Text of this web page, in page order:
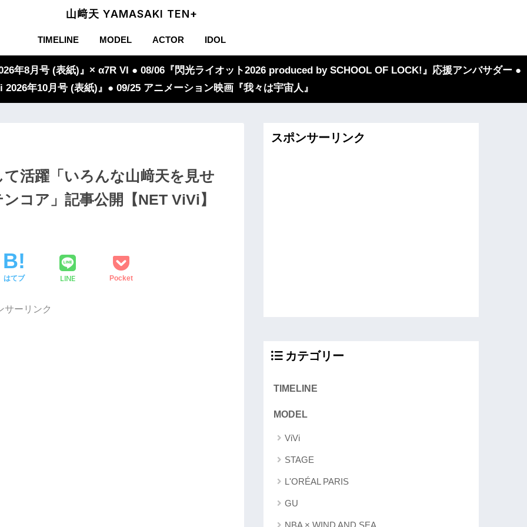
山﨑天 YAMASAKI TEN+
TIMELINE MODEL ACTOR IDOL
年8月号 (表紙)』× α7R VI ● 08/06『閃光ライオット2026 produced by SCHOOL OF LOCK!』応援アンバサダー ●
2026年10月号 (表紙)』● 09/25 アニメーション映画『我々は宇宙人』
活躍「いろんな山﨑天を見せ
コア」記事公開【NET ViVi】
はてブ LINE Pocket
サーリンク
スポンサーリンク
カテゴリー
TIMELINE
MODEL
ViVi
STAGE
L'ORÉAL PARIS
GU
NBA × WIND AND SEA